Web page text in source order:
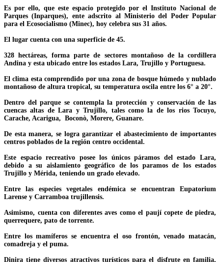
Es por ello, que este espacio protegido por el Instituto Nacional de
Parques (Inparques), ente adscrito al Ministerio del Poder Popular
para el Ecosocialismo (Minec), hoy celebra sus 31 años.
El lugar cuenta con una superficie de 45.
328 hectáreas, forma parte de sectores montañoso de la cordillera
Andina y esta ubicado entre los estados Lara, Trujillo y Portuguesa.
El clima esta comprendido por una zona de bosque húmedo y nublado
montañoso de altura tropical, su temperatura oscila entre los 6° a 20°.
Dentro del parque se contempla la protección y conservación de las
cuencas altas de Lara y Trujillo, tales como la de los rios Tocuyo,
Carache, Acarigua, Boconò, Morere, Guanare.
De esta manera, se logra garantizar el abastecimiento de importantes
centros poblados de la región centro occidental.
Este espacio recreativo posee los únicos páramos del estado Lara,
debido a su aislamiento geográfico de los paramos de los estados
Trujillo y Mérida, teniendo un grado elevado.
Entre las especies vegetales endémica se encuentran Eupatorium
Larense y Carramboa trujillensis.
Asimismo, cuenta con diferentes aves como el paují copete de piedra,
querrequere, pato de torrente.
Entre los mamíferos se encuentra el oso frontón, venado matacán,
comadreja y el puma.
Dinira tiene diversos atractivos turísticos para el disfrute en familia,